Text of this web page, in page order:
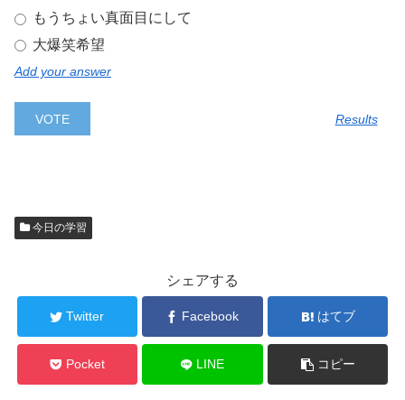
もうちょい真面目にして
大爆笑希望
Add your answer
Results
今日の学習
シェアする
Twitter Facebook はてブ
Pocket LINE コピー